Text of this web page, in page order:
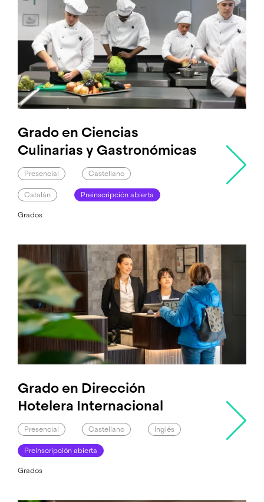
Grado en Ciencias
Culinarias y Gastronómicas
Presencial Castellano
Catalán Preinscripción abierta
Grados
Grado en Dirección
Hotelera Internacional
Presencial Castellano Inglés
Preinscripción abierta
Grados